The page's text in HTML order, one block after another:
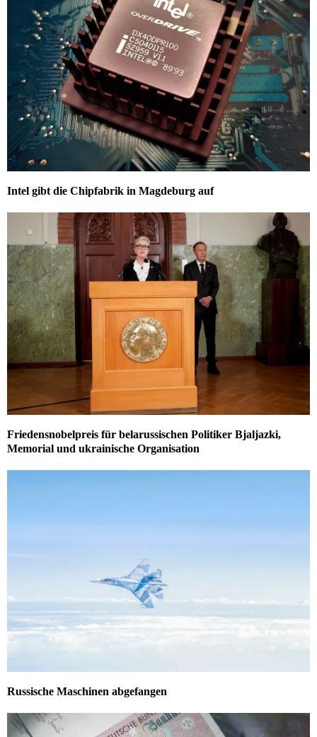
Intel gibt die Chipfabrik in Magdeburg auf
Friedensnobelpreis für belarussischen Politiker Bjaljazki,
Memorial und ukrainische Organisation
Russische Maschinen abgefangen